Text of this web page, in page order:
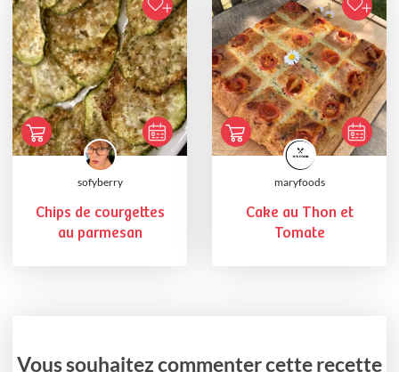
sofyberry
Chips de courgettes
au parmesan
maryfoods
Cake au Thon et
Tomate
Vous souhaitez commenter cette recette